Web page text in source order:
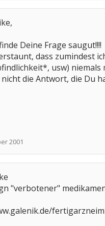
Deine Frage saugut!!!!
dass zumindest
usw)
die Antwort, die Du
2001
"verbotener"